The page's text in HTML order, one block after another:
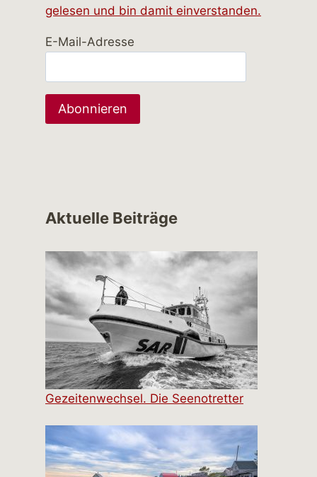
gelesen und bin damit einverstanden.
E-Mail-Adresse
Aktuelle Beiträge
Gezeitenwechsel. Die Seenotretter